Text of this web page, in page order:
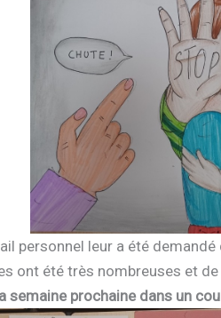
personnel leur a été
ont été très nombreuses et
semaine prochaine dans un